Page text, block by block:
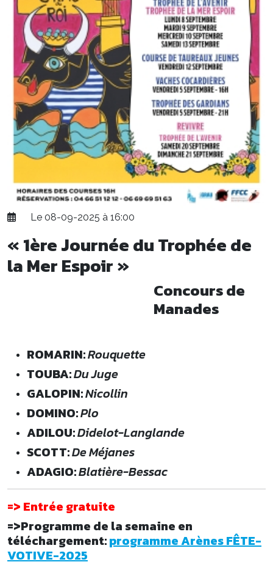
Le 08-09-2025 à 16:00
« 1ère Journée du Trophée de
la Mer Espoir »
Concours de
Manades
ROMARIN:Rouquette
TOUBA:Du Juge
GALOPIN:Nicollin
DOMINO:Plo
ADILOU:Didelot-Langlande
SCOTT:De Méjanes
ADAGIO:Blatière-Bessac
=> Entrée gratuite
=>Programme de la semaine en
téléchargement:programme Arènes FÊTE-
VOTIVE-2025